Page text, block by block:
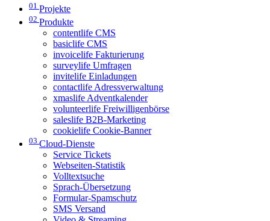
01 Projekte
02 Produkte
contentlife CMS
basiclife CMS
invoicelife Fakturierung
surveylife Umfragen
invitelife Einladungen
contactlife Adressverwaltung
xmaslife Adventkalender
volunteerlife Freiwilligenbörse
saleslife B2B-Marketing
cookielife Cookie-Banner
03 Cloud-Dienste
Service Tickets
Webseiten-Statistik
Volltextsuche
Sprach-Übersetzung
Formular-Spamschutz
SMS Versand